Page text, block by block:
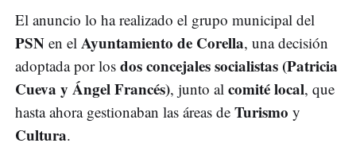
El anuncio lo ha realizado el grupo municipal del
PSN en el Ayuntamiento de Corella, una decisión
adoptada por los dos concejales socialistas (Patricia
Cueva y Ángel Francés), junto al comité local, que
hasta ahora gestionaban las áreas de Turismo y
Cultura.